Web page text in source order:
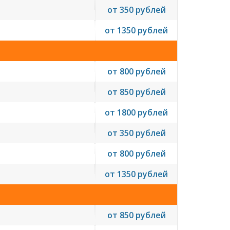
от 350 рублей
от 1350 рублей
от 800 рублей
от 850 рублей
от 1800 рублей
от 350 рублей
от 800 рублей
от 1350 рублей
от 850 рублей